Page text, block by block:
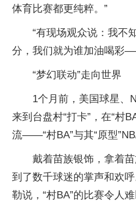
体育比赛都更纯粹。”
“有现场观众说：我不
分，我们就为谁加油喝彩
“梦幻联动”走向世界
1个月前，美国球星、
来到台盘村“打卡”，在“村
流——“村BA”与其“原型
戴着苗族银饰，拿着
到了数千球迷的掌声和欢
勒说，“村BA”的比赛令人